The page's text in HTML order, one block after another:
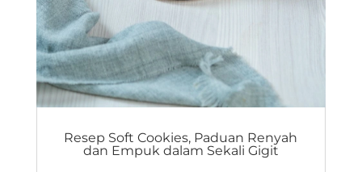
Resep Soft Cookies, Paduan Renyah
dan Empuk dalam Sekali Gigit